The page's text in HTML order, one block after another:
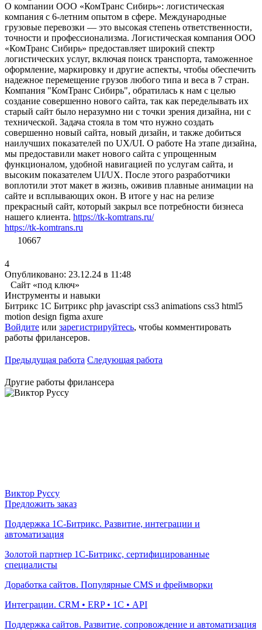
О компании ООО «КомТранс Сибирь»: логистическая
компания с 6-летним опытом в сфере. Международные
грузовые перевозки — это высокая степень ответственности,
точности и профессионализма. Логистическая компания ООО
«КомТранс Сибирь» предоставляет широкий спектр
логистических услуг, включая поиск транспорта, таможенное
оформление, маркировку и другие аспекты, чтобы обеспечить
надежное перемещение грузов любого типа и веса в 7 стран.
Компания "КомТранс Сибирь", обратилась к нам с целью
создание совершенно нового сайта, так как переделывать их
старый сайт было неразумно ни с точки зрения дизайна, ни с
технической. Задача стояла в том что нужно создать
совершенно новый сайта, новый дизайн, и также добиться
наилучших показателей по UX/UI. О работе На этапе дизайна,
мы предоставили макет нового сайта с упрощенным
функционалом, удобной навигацией по услугам сайта, и
высоким показателем UI/UX. После этого разработчики
воплотили этот макет в жизнь, оживив плавные анимации на
сайте и всплывающих окон. В итоге у нас на релизе
прекрасный сайт, который закрыл все потребности бизнеса
нашего клиента. https://tk-komtrans.ru/
https://tk-komtrans.ru
10667
4
Опубликовано: 23.12.24 в 11:48
Сайт «под ключ»
Инструменты и навыки
Битрикс 1С Битрикс php javascript css3 animations css3 html5
motion design figma axure
Войдите или зарегистрируйтесь, чтобы комментировать
работы фрилансеров.
Предыдущая работа Следующая работа
Другие работы фрилансера
Виктор Руссу
Предложить заказ
Поддержка 1С-Битрикс. Развитие, интеграции и
автоматизация
Золотой партнер 1С-Битрикс, сертифицированные
специалисты
Доработка сайтов. Популярные CMS и фреймворки
Интеграции. CRM • ERP • 1С • API
Поддержка сайтов. Развитие, сопровождение и автоматизация